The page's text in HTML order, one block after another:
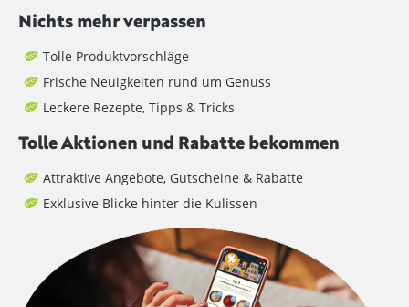
Nichts mehr verpassen
Tolle Produktvorschläge
Frische Neuigkeiten rund um Genuss
Leckere Rezepte, Tipps & Tricks
Tolle Aktionen und Rabatte bekommen
Attraktive Angebote, Gutscheine & Rabatte
Exklusive Blicke hinter die Kulissen